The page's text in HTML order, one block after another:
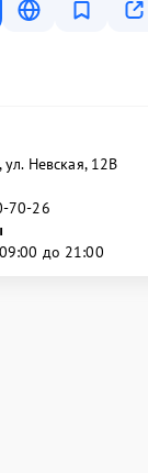
ул. Невская, 12В
70-26
до 21:00